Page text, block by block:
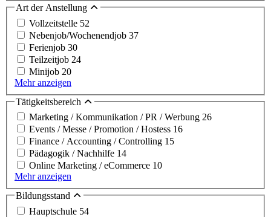
Art der Anstellung
Vollzeitstelle 52
Nebenjob/Wochenendjob 37
Ferienjob 30
Teilzeitjob 24
Minijob 20
Mehr anzeigen
Tätigkeitsbereich
Marketing / Kommunikation / PR / Werbung 26
Events / Messe / Promotion / Hostess 16
Finance / Accounting / Controlling 15
Pädagogik / Nachhilfe 14
Online Marketing / eCommerce 10
Mehr anzeigen
Bildungsstand
Hauptschule 54